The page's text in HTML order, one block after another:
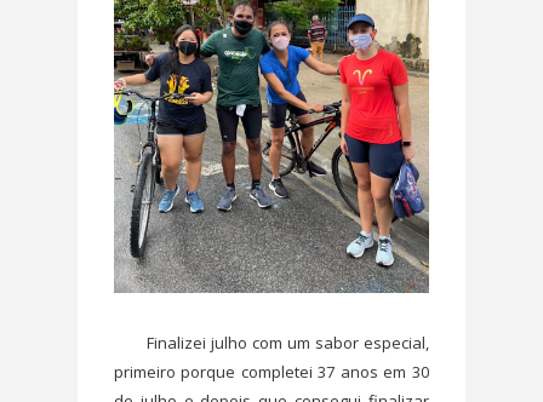
Finalizei julho com um sabor especial,
primeiro porque completei 37 anos em 30